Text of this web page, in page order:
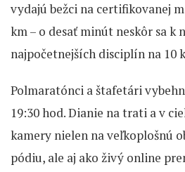
vydajú bežci na certifikovanej
km – o desať minút neskôr sa k
najpočetnejších disciplín na 10
Polmaratónci a štafetári
19:30 hod. Dianie na trati a v
kamery nielen na veľkoplošnú
pódiu, ale aj ako živý online